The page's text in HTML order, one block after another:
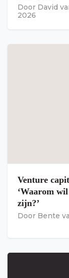
Door David
2026
Venture
‘Waarom
zijn?’
Door Bente